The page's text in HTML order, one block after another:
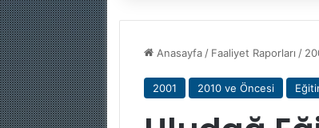
Anasayfa / Faaliyet Raporları /
2001 2010 ve Öncesi